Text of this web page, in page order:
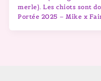
merle). Les chiots sont
Portée 2025 – Mike x